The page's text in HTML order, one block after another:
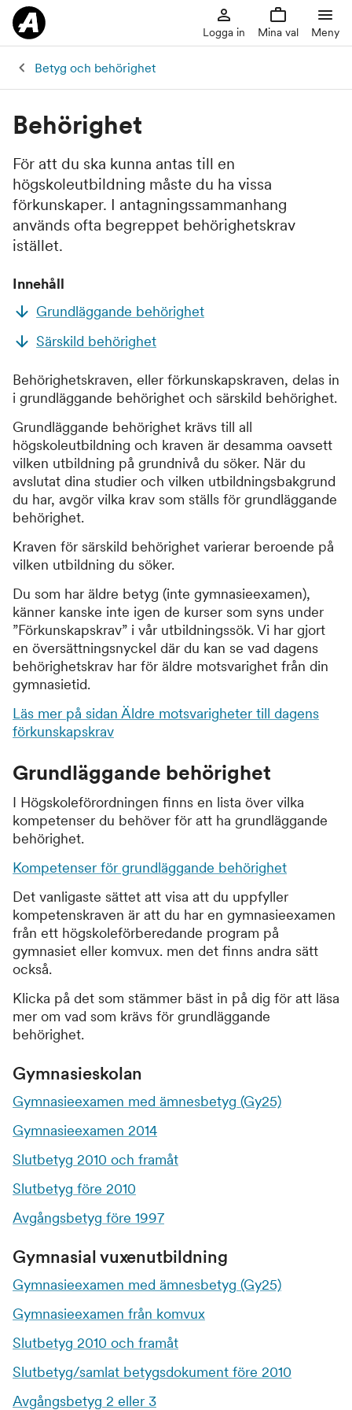
Logga in Mina val Meny
Betyg och behörighet
Behörighet
För att du ska kunna antas till en
högskoleutbildning måste du ha vissa
förkunskaper. I antagningssammanhang
används ofta begreppet behörighetskrav
istället.
Innehåll
Grundläggande behörighet
Särskild behörighet
Behörighetskraven, eller förkunskapskraven, delas in
i grundläggande behörighet och särskild behörighet.
Grundläggande behörighet krävs till all
högskoleutbildning och kraven är desamma oavsett
vilken utbildning på grundnivå du söker. När du
avslutat dina studier och vilken utbildningsbakgrund
du har, avgör vilka krav som ställs för grundläggande
behörighet.
Kraven för särskild behörighet varierar beroende på
vilken utbildning du söker.
Du som har äldre betyg (inte gymnasieexamen),
känner kanske inte igen de kurser som syns under
”Förkunskapskrav” i vår utbildningssök. Vi har gjort
en översättningsnyckel där du kan se vad dagens
behörighetskrav har för äldre motsvarighet från din
gymnasietid.
Läs mer på sidan Äldre motsvarigheter till dagens
förkunskapskrav
Grundläggande behörighet
I Högskoleförordningen finns en lista över vilka
kompetenser du behöver för att ha grundläggande
behörighet.
Kompetenser för grundläggande behörighet
Det vanligaste sättet att visa att du uppfyller
kompetenskraven är att du har en gymnasieexamen
från ett högskoleförberedande program på
gymnasiet eller komvux. men det finns andra sätt
också.
Klicka på det som stämmer bäst in på dig för att läsa
mer om vad som krävs för grundläggande
behörighet.
Gymnasieskolan
Gymnasieexamen med ämnesbetyg (Gy25)
Gymnasieexamen 2014
Slutbetyg 2010 och framåt
Slutbetyg före 2010
Avgångsbetyg före 1997
Gymnasial vuxenutbildning
Gymnasieexamen med ämnesbetyg (Gy25)
Gymnasieexamen från komvux
Slutbetyg 2010 och framåt
Slutbetyg/samlat betygsdokument före 2010
Avgångsbetyg 2 eller 3